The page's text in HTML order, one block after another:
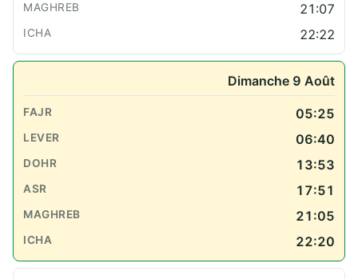
21:07
22:22
Dimanche 9 Août
05:25
06:40
13:53
17:51
21:05
22:20